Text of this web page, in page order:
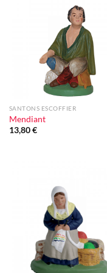
SANTONS ESCOFFIER
Mendiant
13,80€